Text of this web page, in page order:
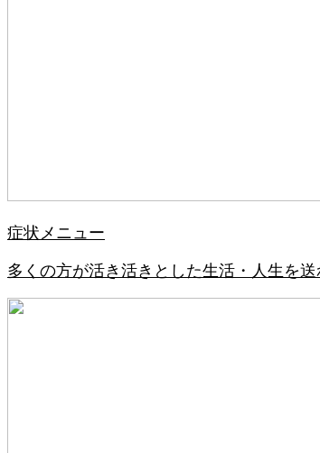
症状メニュー
多くの方が活き活きとした生活・人生を